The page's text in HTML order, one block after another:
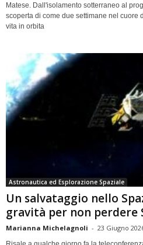
Matese. Dall'isolamento sotterraneo al
scoperta di come due settimane nel cuore
vita in orbita
Astronautica ed Esplorazione Spaziale
Un salvataggio nello
gravità per non perdere
Marianna Michelagnoli - 23 Giugno